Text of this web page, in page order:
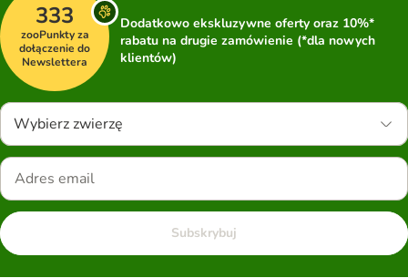
333
zooPunkty za
dołączenie do
Newslettera
Dodatkowo ekskluzywne oferty oraz 10%*
rabatu na drugie zamówienie (*dla nowych
klientów)
Wybierz zwierzę
Subskrybuj